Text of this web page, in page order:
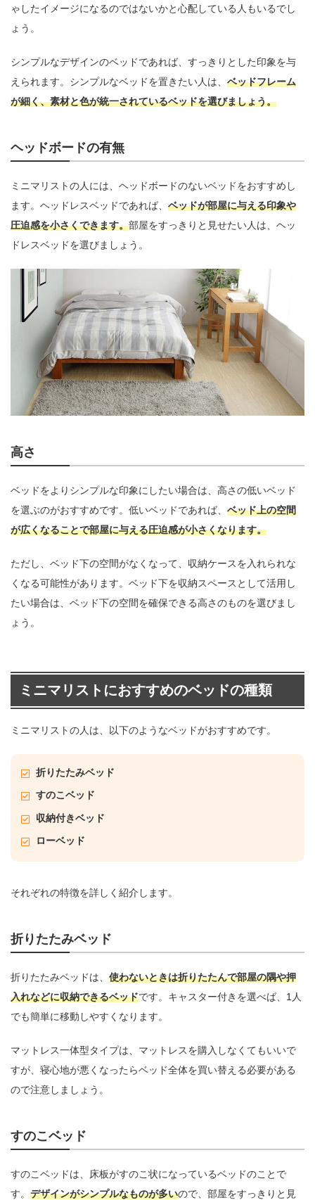
ゃしたイメージになるのではないかと心配している人もいるでし
ょう。
シンプルなデザインのベッドであれば、すっきりとした印象を与
えられます。シンプルなベッドを置きたい人は、 ベッドフレーム
が細く、素材と色が統一されているベッドを選びましょう。
ヘッドボードの有無
ミニマリストの人には、ヘッドボードのないベッドをおすすめし
ます。ヘッドレスベッドであれば、 ベッドが部屋に与える印象や
圧迫感を小さくできます。部屋をすっきりと見せたい人は、ヘッ
ドレスベッドを選びましょう。
高さ
ベッドをよりシンプルな印象にしたい場合は、高さの低いベッド
を選ぶのがおすすめです。低いベッドであれば、 ベッド上の空間
が広くなることで部屋に与える圧迫感が小さくなります。
ただし、ベッド下の空間がなくなって、収納ケースを入れられな
くなる可能性があります。ベッド下を収納スペースとして活用し
たい場合は、ベッド下の空間を確保できる高さのものを選びまし
ょう。
ミニマリストにおすすめのベッドの種類
ミニマリストの人は、以下のようなベッドがおすすめです。
折りたたみベッド
すのこベッド
収納付きベッド
ローベッド
それぞれの特徴を詳しく紹介します。
折りたたみベッド
折りたたみベッドは、 使わないときは折りたたんで部屋の隅や押
入れなどに収納できるベッドです。キャスター付きを選べば、1人
でも簡単に移動しやすくなります。
マットレス一体型タイプは、マットレスを購入しなくてもいいで
すが、寝心地が悪くなったらベッド全体を買い替える必要がある
ので注意しましょう。
すのこベッド
すのこベッドは、床板がすのこ状になっているベッドのことで
す。 デザインがシンプルなものが多いので、部屋をすっきりと見